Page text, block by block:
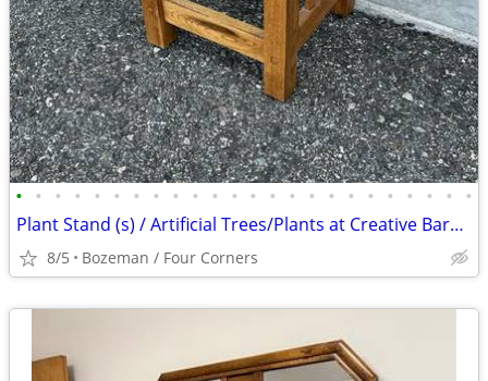
• • • • • • • • • • • • • • • • • • • • • • • •
Plant Stand (s) / Artificial Trees/Plants at Creative Bargains
8/5 Bozeman / Four Corners